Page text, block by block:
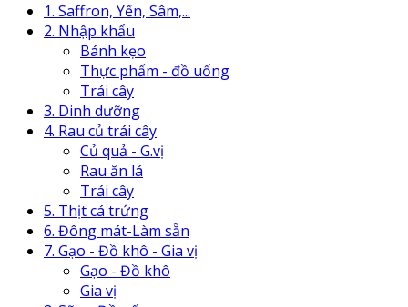
1. Saffron, Yến, Sâm,...
2. Nhập khẩu
Bánh kẹo
Thực phẩm - đồ uống
Trái cây
3. Dinh dưỡng
4. Rau củ trái cây
Củ quả - G.vị
Rau ăn lá
Trái cây
5. Thịt cá trứng
6. Đông mát-Làm sẵn
7. Gạo - Đồ khô - Gia vị
Gạo - Đồ khô
Gia vị